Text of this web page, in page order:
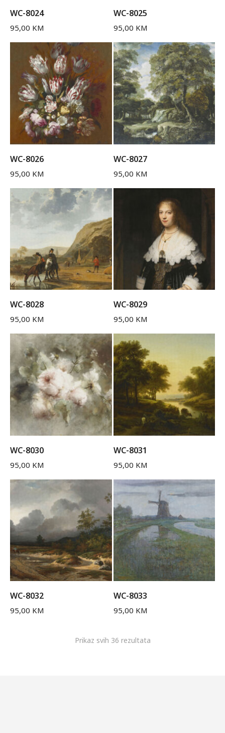
WC-8024
95,00 KM
WC-8025
95,00 KM
WC-8026
95,00 KM
WC-8027
95,00 KM
WC-8028
95,00 KM
WC-8029
95,00 KM
WC-8030
95,00 KM
WC-8031
95,00 KM
WC-8032
95,00 KM
WC-8033
95,00 KM
Prikaz svih 36 rezultata